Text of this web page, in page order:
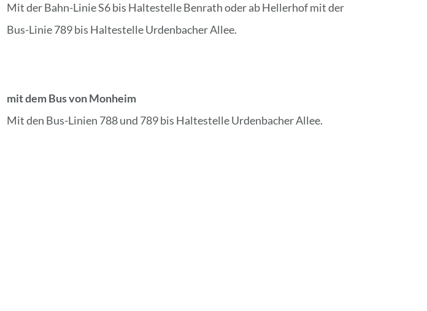
Mit der Bahn-Linie S6 bis Haltestelle Benrath oder ab Hellerhof mit der
Bus-Linie 789 bis Haltestelle Urdenbacher Allee.
mit dem Bus von Monheim
Mit den Bus-Linien 788 und 789 bis Haltestelle Urdenbacher Allee.